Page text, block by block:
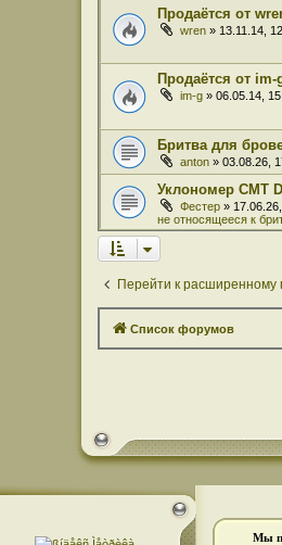
Продаётся от
wren » 13.11.14,
Продаётся от im-
im-g » 06.05.14,
Бритва для
anton » 03.08.26,
Уклономер СМТ
Фестер »
не относящееся к
Перейти к расширенному
Список форумов
Мы